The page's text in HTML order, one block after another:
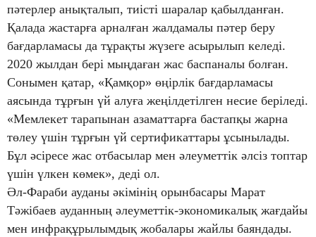
пәтерлер анықталып, тиісті шаралар қабылданған.
Қалада жастарға арналған жалдамалы пәтер беру
бағдарламасы да тұрақты жүзеге асырылып келеді.
2020 жылдан бері мыңдаған жас баспаналы болған.
Сонымен қатар, «Қамқор» өңірлік бағдарламасы
аясында тұрғын үй алуға жеңілдетілген несие беріледі.
«Мемлекет тарапынан азаматтарға бастапқы жарна
төлеу үшін тұрғын үй сертификаттары ұсынылады.
Бұл әсіресе жас отбасылар мен әлеуметтік әлсіз топтар
үшін үлкен көмек», деді ол.
Әл-Фараби ауданы әкімінің орынбасары Марат
Тәжібаев ауданның әлеуметтік-экономикалық жағдайы
мен инфрақұрылымдық жобалары жайлы баяндады.